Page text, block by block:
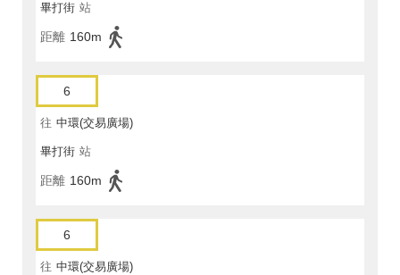
畢打街 站
距離 160m
6
往 中環(交易廣場)
畢打街 站
距離 160m
6
往 中環(交易廣場)